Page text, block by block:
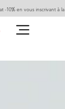
-10% en vous inscrivant à la